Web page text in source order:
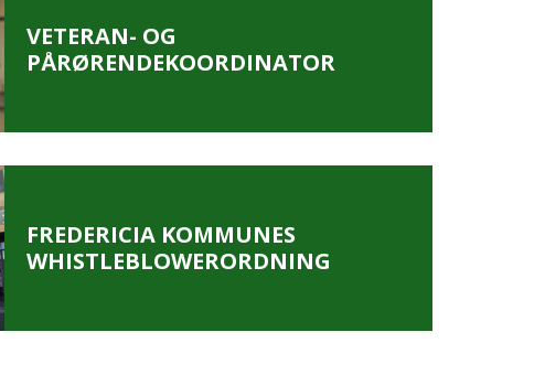
VETERAN- OG
PÅRØRENDEKOORDINATOR
FREDERICIA KOMMUNES
WHISTLEBLOWERORDNING